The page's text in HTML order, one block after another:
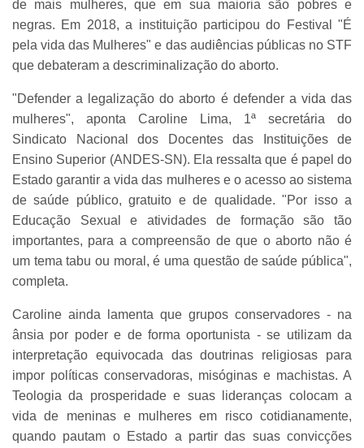
de mais mulheres, que em sua maioria são pobres e
negras. Em 2018, a instituição participou do Festival "É
pela vida das Mulheres" e das audiências públicas no STF
que debateram a descriminalização do aborto.
"Defender a legalização do aborto é defender a vida das
mulheres", aponta Caroline Lima, 1ª secretária do
Sindicato Nacional dos Docentes das Instituições de
Ensino Superior (ANDES-SN). Ela ressalta que é papel do
Estado garantir a vida das mulheres e o acesso ao sistema
de saúde público, gratuito e de qualidade. "Por isso a
Educação Sexual e atividades de formação são tão
importantes, para a compreensão de que o aborto não é
um tema tabu ou moral, é uma questão de saúde pública",
completa.
Caroline ainda lamenta que grupos conservadores - na
ânsia por poder e de forma oportunista - se utilizam da
interpretação equivocada das doutrinas religiosas para
impor políticas conservadoras, misóginas e machistas. A
Teologia da prosperidade e suas lideranças colocam a
vida de meninas e mulheres em risco cotidianamente,
quando pautam o Estado a partir das suas convicções